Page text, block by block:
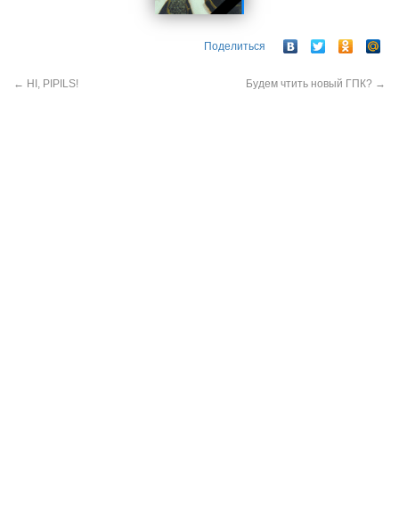
Поделиться
← HI, PIPILS! Будем чтить новый ГПК? →